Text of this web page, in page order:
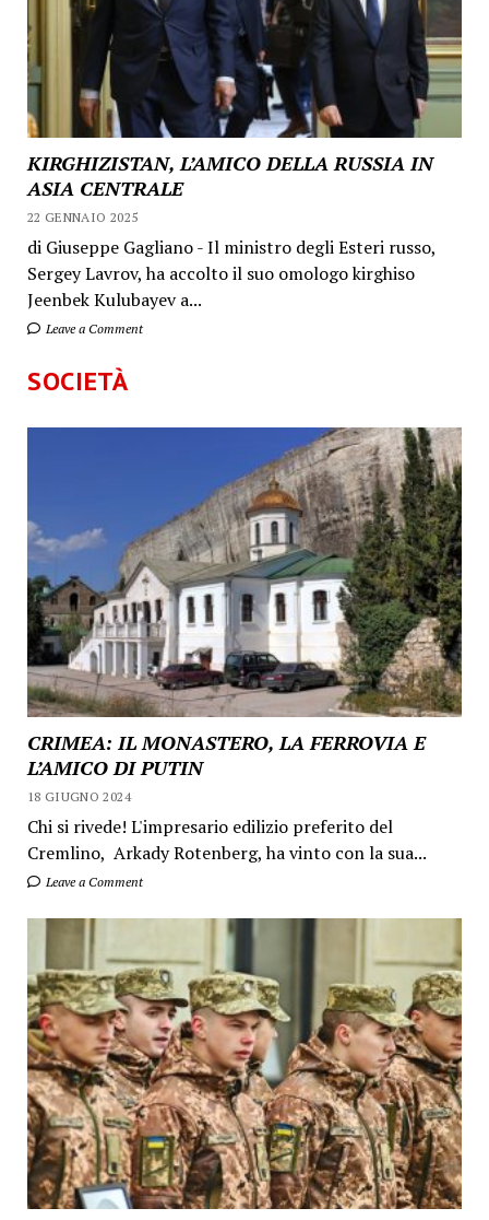
KIRGHIZISTAN, L’AMICO DELLA RUSSIA IN
ASIA CENTRALE
22 GENNAIO 2025
di Giuseppe Gagliano - Il ministro degli Esteri russo,
Sergey Lavrov, ha accolto il suo omologo kirghiso
Jeenbek Kulubayev a...
Leave a Comment
SOCIETÀ
CRIMEA: IL MONASTERO, LA FERROVIA E
L’AMICO DI PUTIN
18 GIUGNO 2024
Chi si rivede! L'impresario edilizio preferito del
Cremlino, Arkady Rotenberg, ha vinto con la sua...
Leave a Comment